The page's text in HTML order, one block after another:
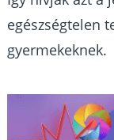
egészségtelen
gyermekeknek.